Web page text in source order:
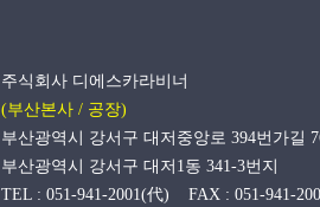
주식회사 디에스카라비너
(부산본사 / 공장)
부산광역시 강서구 대저중앙로 394번가길
부산광역시 강서구 대저1동 341-3번지
TEL : 051-941-2001(代) FAX : 051-941-